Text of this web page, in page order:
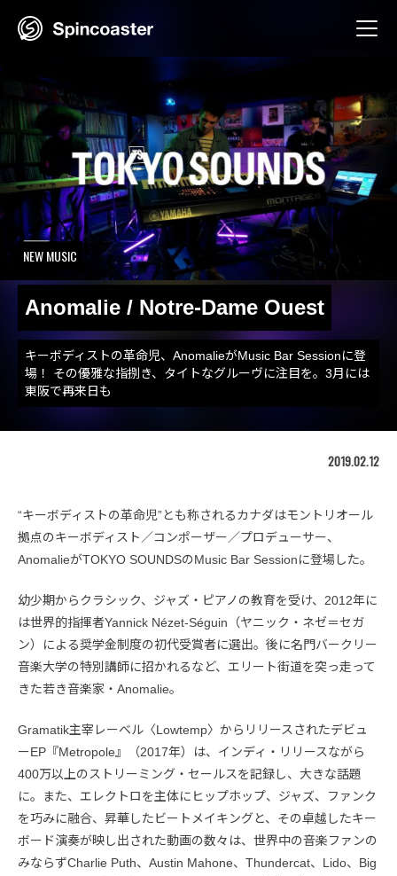
NEW MUSIC
Anomalie / Notre-Dame Ouest
キーボディストの革命児、AnomalieがMusic Bar Sessionに登
場！ その優雅な指捌き、タイトなグルーヴに注目を。3月には
東阪で再来日も
2019.02.12
“キーボディストの革命児”とも称されるカナダはモントリオール
拠点のキーボディスト／コンポーザー／プロデューサー、
AnomalieがTOKYO SOUNDSのMusic Bar Sessionに登場した。
幼少期からクラシック、ジャズ・ピアノの教育を受け、2012年に
は世界的指揮者Yannick Nézet-Séguin（ヤニック・ネゼ＝セガ
ン）による奨学金制度の初代受賞者に選出。後に名門バークリー
音楽大学の特別講師に招かれるなど、エリート街道を突っ走って
きた若き音楽家・Anomalie。
Gramatik主宰レーベル〈Lowtemp〉からリリースされたデビュ
ーEP『Metropole』（2017年）は、インディ・リリースながら
400万以上のストリーミング・セールスを記録し、大きな話題
に。また、エレクトロを主体にヒップホップ、ジャズ、ファンク
を巧みに融合、昇華したビートメイキングと、その卓越したキー
ボード演奏が映し出された動画の数々は、世界中の音楽ファンの
みならずCharlie Puth、Austin Mahone、Thundercat、Lido、Big